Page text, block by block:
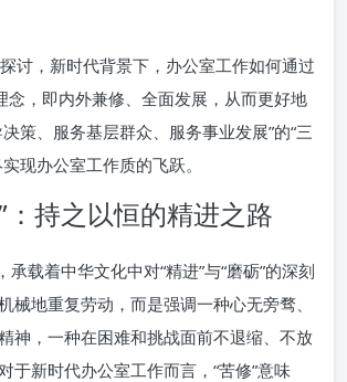
讨，新时代背景下，办公室工作如何通过
念，即内外兼修、全面发展，从而更好地
策、服务基层群众、服务事业发展”的“三
现办公室工作质的飞跃。
：持之以恒的精进之路
承载着中华文化中对“精进”与“磨砺”的深刻
械地重复劳动，而是强调一种心无旁骛、
神，一种在困难和挑战面前不退缩、不放
于新时代办公室工作而言，“苦修”意味